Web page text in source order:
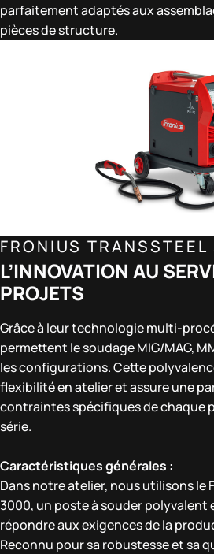
parfaitement adaptés aux
pièces de structure.
FRONIUS
L’INNOVATION AU
PROJETS
Grâce à leur technologie multi-
permettent le soudage MIG/MAG,
les configurations. Cette
flexibilité en atelier et assure une
contraintes spécifiques de chaque
série.
Caractéristiques générales :
Dans notre atelier, nous utilisons le
3000, un poste à souder
répondre aux exigences de la
Reconnu pour sa robustesse et sa